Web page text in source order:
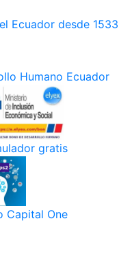
Ecuador desde 1533
Humano Ecuador
gratis
Capital One